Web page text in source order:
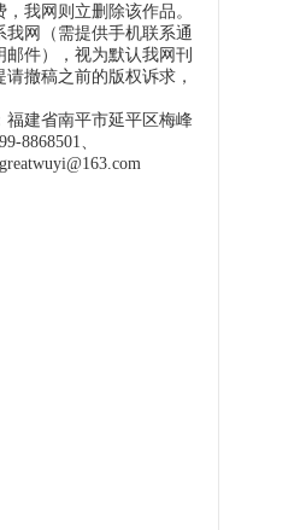
我网则立删除该作品。
网（需提供手机联系通
件），视为默认我网刊
撤稿之前的版权诉求，
建省南平市延平区梅峰
8868501、